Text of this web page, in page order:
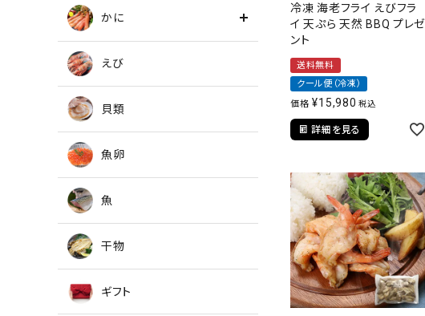
かに
えび
貝類
魚卵
魚
干物
ギフト
冷凍 海老フライ えびフラ
イ 天ぷら 天然 BBQ プレゼ
ント
送料無料
クール便（冷凍）
価格 ¥15,980 税込
詳細を見る